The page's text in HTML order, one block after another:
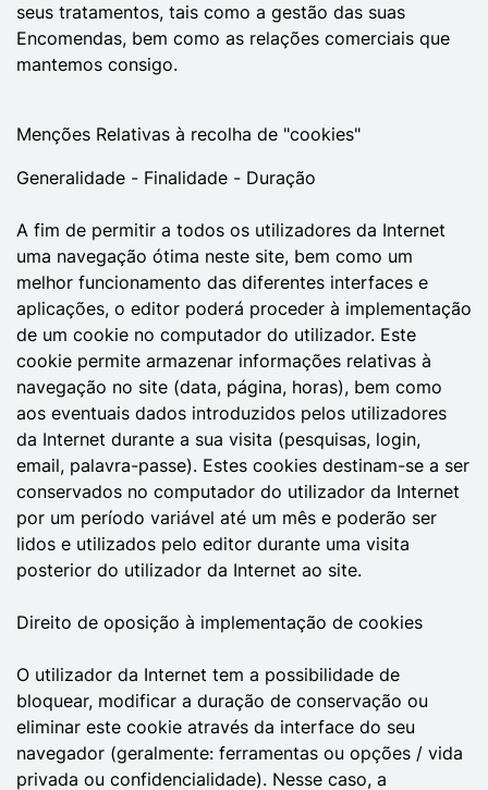
seus tratamentos, tais como a gestão das suas
Encomendas, bem como as relações comerciais que
mantemos consigo.
Menções Relativas à recolha de "cookies"
Generalidade - Finalidade - Duração
A fim de permitir a todos os utilizadores da Internet
uma navegação ótima neste site, bem como um
melhor funcionamento das diferentes interfaces e
aplicações, o editor poderá proceder à implementação
de um cookie no computador do utilizador. Este
cookie permite armazenar informações relativas à
navegação no site (data, página, horas), bem como
aos eventuais dados introduzidos pelos utilizadores
da Internet durante a sua visita (pesquisas, login,
email, palavra-passe). Estes cookies destinam-se a ser
conservados no computador do utilizador da Internet
por um período variável até um mês e poderão ser
lidos e utilizados pelo editor durante uma visita
posterior do utilizador da Internet ao site.
Direito de oposição à implementação de cookies
O utilizador da Internet tem a possibilidade de
bloquear, modificar a duração de conservação ou
eliminar este cookie através da interface do seu
navegador (geralmente: ferramentas ou opções / vida
privada ou confidencialidade). Nesse caso, a